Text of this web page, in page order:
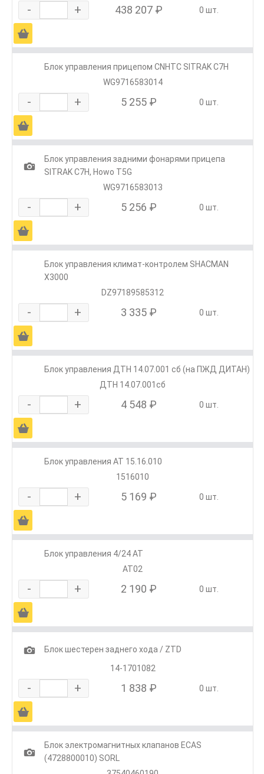
- + 438 207 ₽ 0 шт.
Ä
Блок управления прицепом CNHTC SITRAK C7H
WG9716583014
- + 5 255 ₽ 0 шт.
Ä
1
Блок управления задними фонарями прицепа
SITRAK C7H, Howo T5G
WG9716583013
- + 5 256 ₽ 0 шт.
Ä
Блок управления климат-контролем SHACMAN
X3000
DZ97189585312
- + 3 335 ₽ 0 шт.
Ä
Блок управления ДТН 14.07.001 сб (на ПЖД ДИТАН)
ДТН 14.07.001сб
- + 4 548 ₽ 0 шт.
Ä
Блок управления АТ 15.16.010
1516010
- + 5 169 ₽ 0 шт.
Ä
Блок управления 4/24 АТ
АТ02
- + 2 190 ₽ 0 шт.
Ä
1
Блок шестерен заднего хода / ZTD
14-1701082
- + 1 838 ₽ 0 шт.
Ä
1
Блок электромагнитных клапанов ECAS
(4728800010) SORL